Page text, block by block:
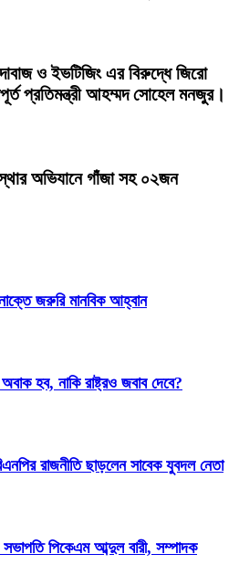
ও ইভটিজিং এর বিরুদ্ধে জিরো
প্রতিমন্ত্রী আহম্মদ সোহেল মনজুর।
অভিযানে গাঁজা সহ ০২জন
জরুরি মানবিক আহ্বান
হব, নাকি রাষ্ট্রও জবাব দেবে?
রাজনীতি ছাড়লেন সাবেক যুবদল নেতা
সভাপতি পিকেএম আব্দুল বারী, সম্পাদক